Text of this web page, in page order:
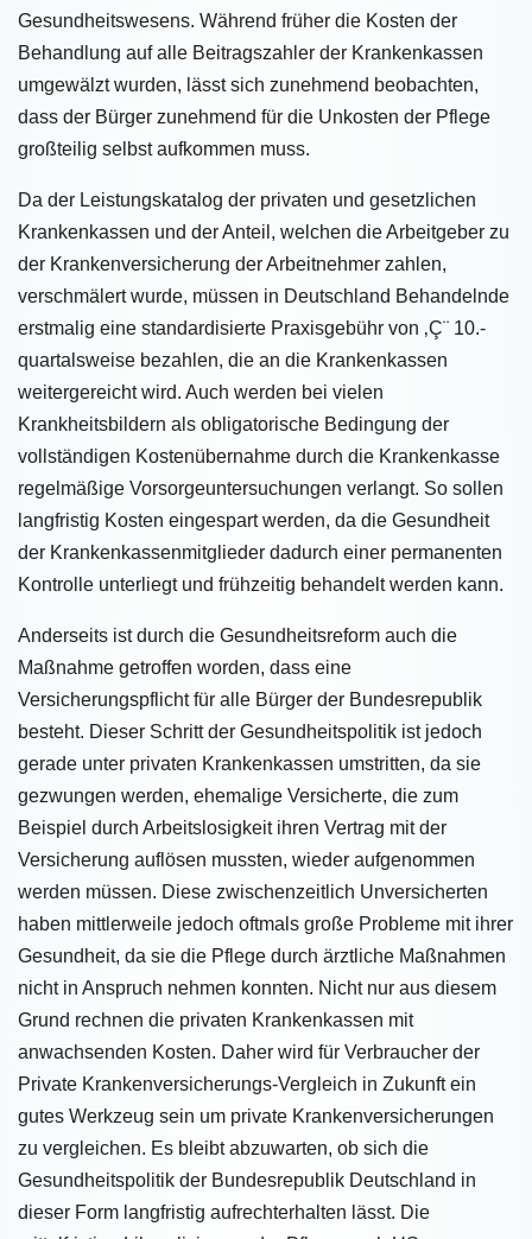
Gesundheitswesens. Während früher die Kosten der
Behandlung auf alle Beitragszahler der Krankenkassen
umgewälzt wurden, lässt sich zunehmend beobachten,
dass der Bürger zunehmend für die Unkosten der Pflege
großteilig selbst aufkommen muss.
Da der Leistungskatalog der privaten und gesetzlichen
Krankenkassen und der Anteil, welchen die Arbeitgeber zu
der Krankenversicherung der Arbeitnehmer zahlen,
verschmälert wurde, müssen in Deutschland Behandelnde
erstmalig eine standardisierte Praxisgebühr von ‚Ç¨ 10.-
quartalsweise bezahlen, die an die Krankenkassen
weitergereicht wird. Auch werden bei vielen
Krankheitsbildern als obligatorische Bedingung der
vollständigen Kostenübernahme durch die Krankenkasse
regelmäßige Vorsorgeuntersuchungen verlangt. So sollen
langfristig Kosten eingespart werden, da die Gesundheit
der Krankenkassenmitglieder dadurch einer permanenten
Kontrolle unterliegt und frühzeitig behandelt werden kann.
Anderseits ist durch die Gesundheitsreform auch die
Maßnahme getroffen worden, dass eine
Versicherungspflicht für alle Bürger der Bundesrepublik
besteht. Dieser Schritt der Gesundheitspolitik ist jedoch
gerade unter privaten Krankenkassen umstritten, da sie
gezwungen werden, ehemalige Versicherte, die zum
Beispiel durch Arbeitslosigkeit ihren Vertrag mit der
Versicherung auflösen mussten, wieder aufgenommen
werden müssen. Diese zwischenzeitlich Unversicherten
haben mittlerweile jedoch oftmals große Probleme mit ihrer
Gesundheit, da sie die Pflege durch ärztliche Maßnahmen
nicht in Anspruch nehmen konnten. Nicht nur aus diesem
Grund rechnen die privaten Krankenkassen mit
anwachsenden Kosten. Daher wird für Verbraucher der
Private Krankenversicherungs-Vergleich in Zukunft ein
gutes Werkzeug sein um private Krankenversicherungen
zu vergleichen. Es bleibt abzuwarten, ob sich die
Gesundheitspolitik der Bundesrepublik Deutschland in
dieser Form langfristig aufrechterhalten lässt. Die